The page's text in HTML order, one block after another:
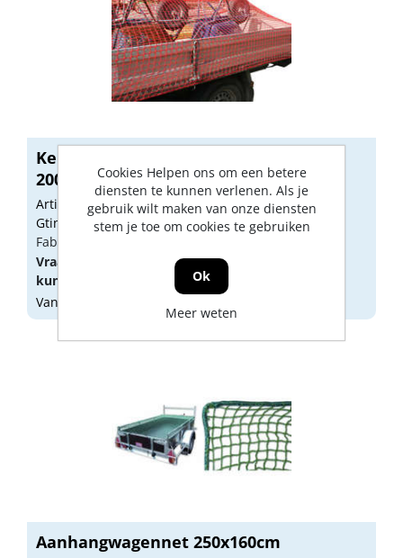
Kelfort aanhangwagennet, rood,
200x150cm
Artikelnummer: 1515146
Gtin: 8714678030222
Fabrikant artikel nummer: 1515146
Vraag een
aan oflog in
kunnen zien.
Vandaag besteld, morgen geleverd
Aanhangwagennet 250x160cm
Cookies Helpen ons om een betere
diensten te kunnen verlenen. Als je
gebruik wilt maken van onze diensten
stem je toe om cookies te gebruiken
Ok
Meer weten